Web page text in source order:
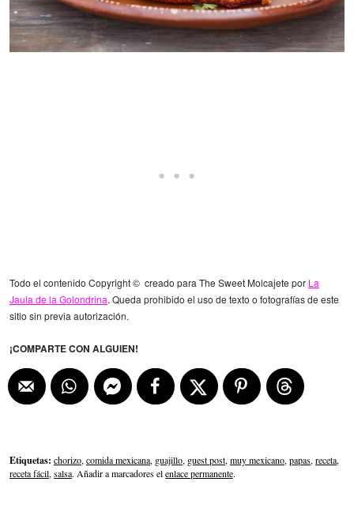
Todo el contenido Copyright © creado para The Sweet Molcajete por La
Jaula de la Golondrina. Queda prohibido el uso de texto o fotografías de este
sitio sin previa autorización.
¡COMPARTE CON ALGUIEN!
Etiquetas: chorizo, comida mexicana, guajillo, guest post, muy mexicano, papas, receta,
receta fácil, salsa. Añadir a marcadores elenlace permanente.